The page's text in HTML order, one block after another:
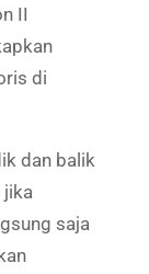
II
di
dan balik
jika
saja